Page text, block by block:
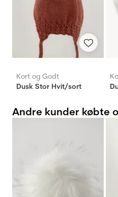
Kort og Godt
Dusk Stor Hvit/sort
Andre kunder købte